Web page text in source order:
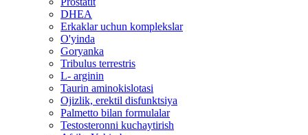
DHEA
Erkaklar uchun komplekslar
O'yinda
Goryanka
Tribulus terrestris
L- arginin
Taurin aminokislotasi
Ojizlik, erektil disfunktsiya
Palmetto bilan formulalar
Testosteronni kuchaytirish